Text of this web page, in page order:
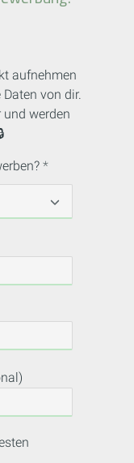
aufnehmen
von dir.
und werden